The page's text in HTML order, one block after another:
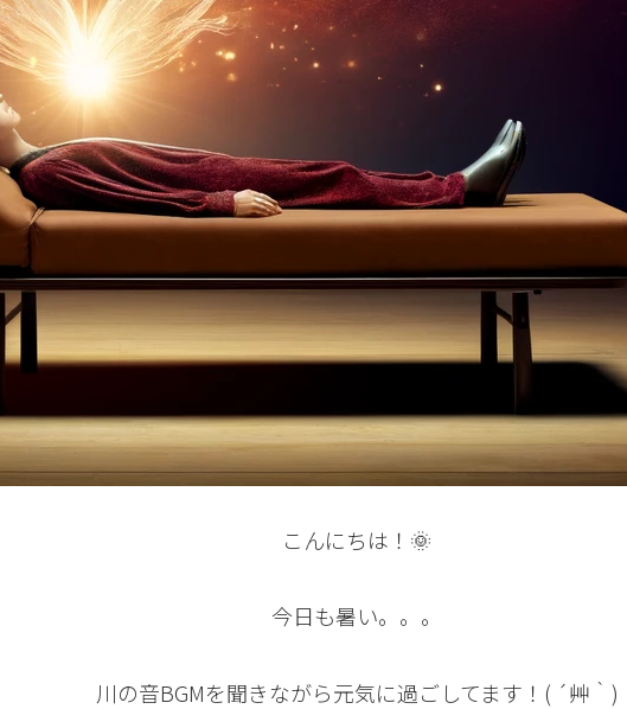
こんにちは！🌞
今日も暑い。。。
川の音BGMを聞きながら元気に過ごしてます！( ´艸｀)